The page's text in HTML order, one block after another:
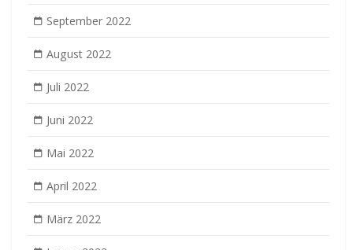
September 2022
August 2022
Juli 2022
Juni 2022
Mai 2022
April 2022
März 2022